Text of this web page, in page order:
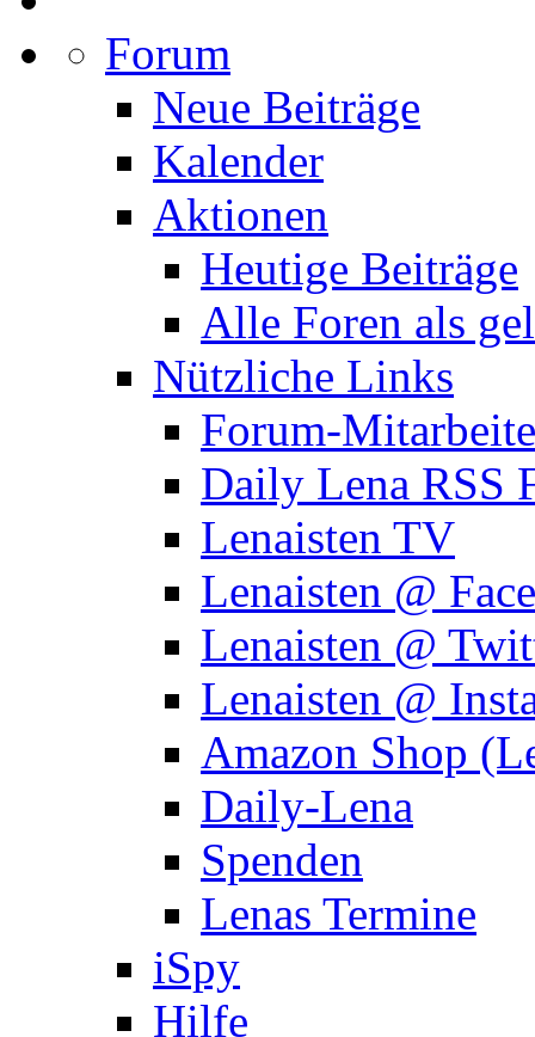
Forum
Neue Beiträge
Kalender
Aktionen
Heutige Beiträge
Alle Foren als
Nützliche Links
Forum-
Daily Lena RSS
Lenaisten TV
Lenaisten @
Lenaisten @
Lenaisten @
Amazon Shop
Daily-Lena
Spenden
Lenas Termine
iSpy
Hilfe